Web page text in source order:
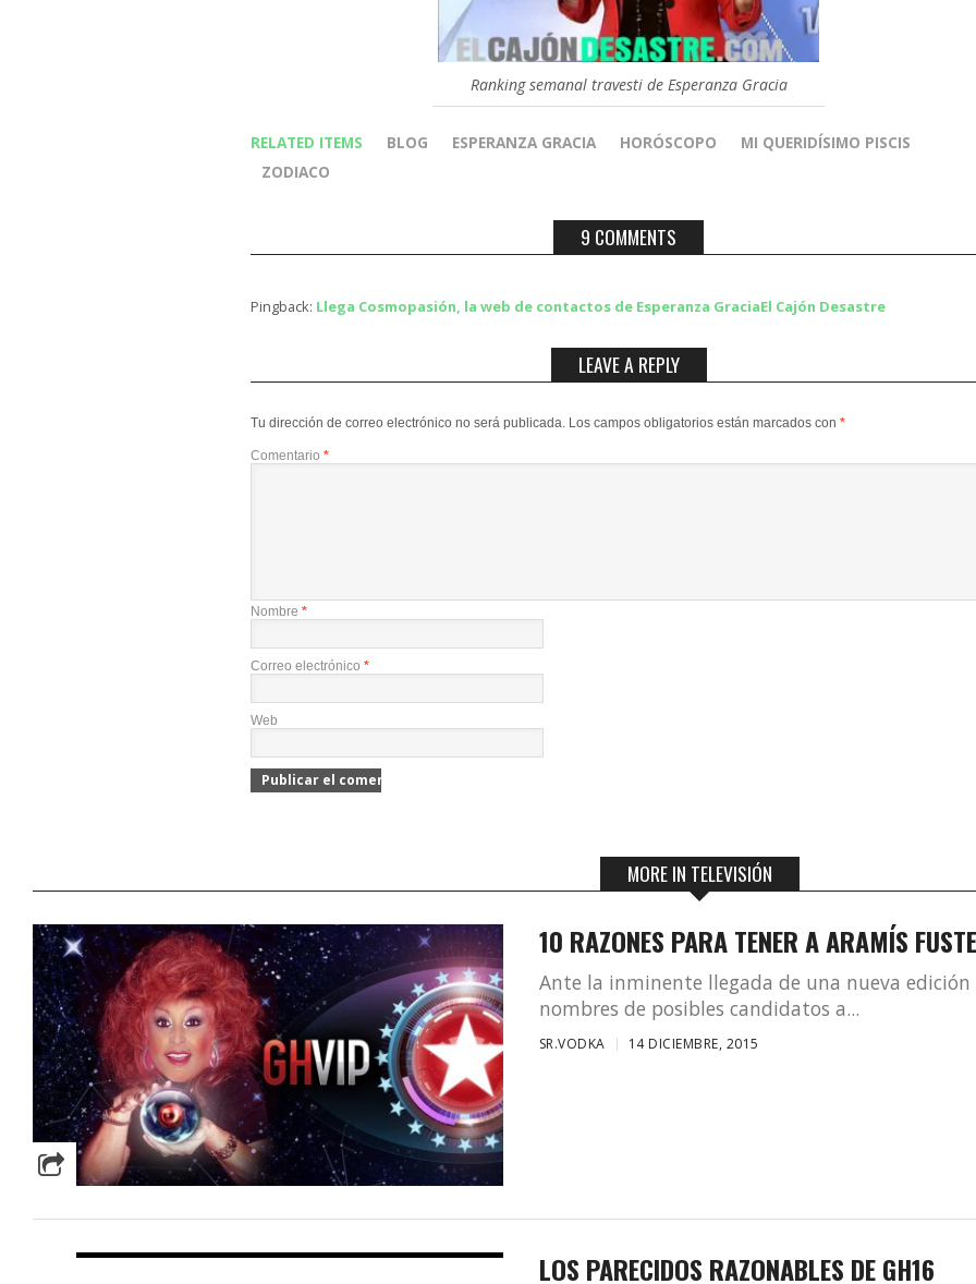
Ranking semanal travesti de Esperanza Gracia
RELATED ITEMS BLOG ESPERANZA GRACIA HORÓSCOPO
MI QUERIDÍSIMO PISCIS
ZODIACO
9 COMMENTS
Pingback: Llega Cosmopasión, la web de contactos de Esperanza GraciaEl Cajón Desastre
LEAVE A REPLY
Tu dirección de correo electrónico no será publicada. Los campos obligatorios están marcados con *
Comentario *
Nombre *
Correo electrónico *
Web
MORE IN TELEVISIÓN
10 RAZONES PARA TENER A ARAMÍS
Ante la inminente llegada de una nueva
nombres de posibles candidatos a...
SR.VODKA 14 DICIEMBRE, 2015
LOS PARECIDOS RAZONABLES DE GH16